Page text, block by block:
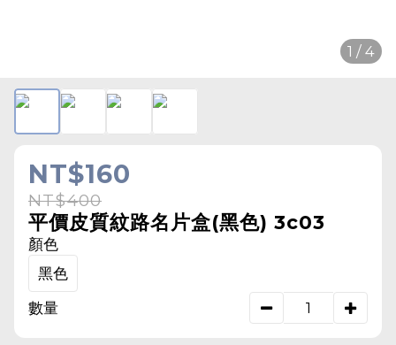
1 / 4
NT$160
NT$400
平價皮質紋路名片盒(黑色) 3c03
顏色
黑色
數量